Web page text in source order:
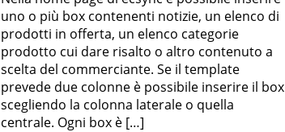
uno o più box contenenti notizie, un elenco di
prodotti in offerta, un elenco categorie
prodotto cui dare risalto o altro contenuto a
scelta del commerciante. Se il template
prevede due colonne è possibile inserire il box
scegliendo la colonna laterale o quella
centrale. Ogni box è […]